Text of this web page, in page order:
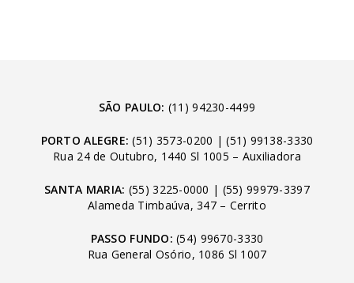
SÃO PAULO: (11) 94230-4499
PORTO ALEGRE: (51) 3573-0200 |(51) 99138-3330
Rua 24 de Outubro, 1440 Sl 1005 – Auxiliadora
SANTA MARIA: (55) 3225-0000 | (55) 99979-3397
Alameda Timbaúva, 347 – Cerrito
PASSO FUNDO: (54) 99670-3330
Rua General Osório, 1086 Sl 1007